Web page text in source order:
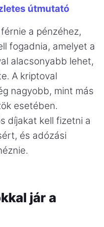
útmutató
a pénzéhez,
fogadnia, amelyet a
alacsonyabb lehet,
A kriptoval
nagyobb, mint más
esetében.
díjakat kell fizetni a
és adózási
jár a